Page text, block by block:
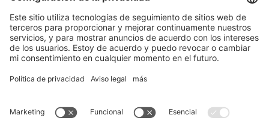
especializada en procesos automatizados de gestión de
siniestros. MotionsCloud desarrolla sistemas que utilizan
inteligencia artificial y realidad aumentada (RA) para
inmuebles, directamente por parte del usuario final.